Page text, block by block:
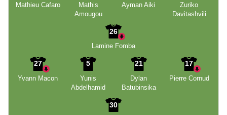
Mathieu Cafaro
Mathis
Amougou
Ayman Aiki
Zuriko
Davitashvili
26
Lamine Fomba
27
Yvann Macon
5
Yunis
Abdelhamid
21
Dylan
Batubinsika
17
Pierre Cornud
30